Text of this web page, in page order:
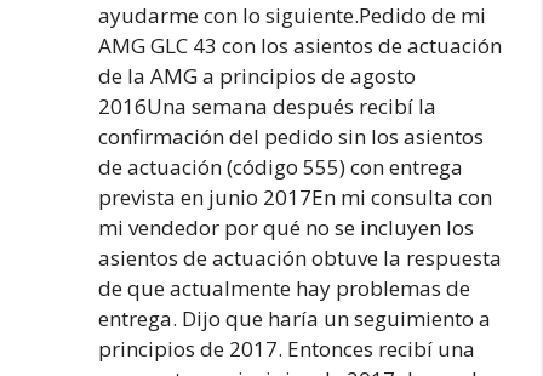
ayudarme con lo siguiente.Pedido de mi
AMG GLC 43 con los asientos de actuación
de la AMG a principios de agosto
2016Una semana después recibí la
confirmación del pedido sin los asientos
de actuación (código 555) con entrega
prevista en junio 2017En mi consulta con
mi vendedor por qué no se incluyen los
asientos de actuación obtuve la respuesta
de que actualmente hay problemas de
entrega. Dijo que haría un seguimiento a
principios de 2017. Entonces recibí una